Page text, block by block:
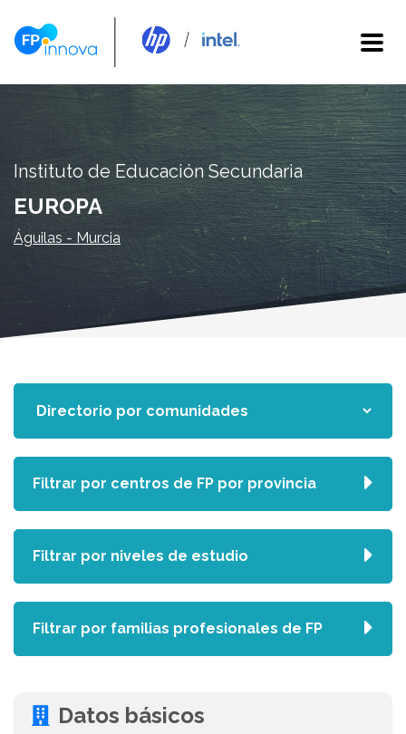
Instituto de Educación Secundaria
EUROPA
Águilas - Murcia
Datos básicos
Filtrar por centros de FP por provincia
Filtrar por niveles de estudio
Filtrar por familias profesionales de FP